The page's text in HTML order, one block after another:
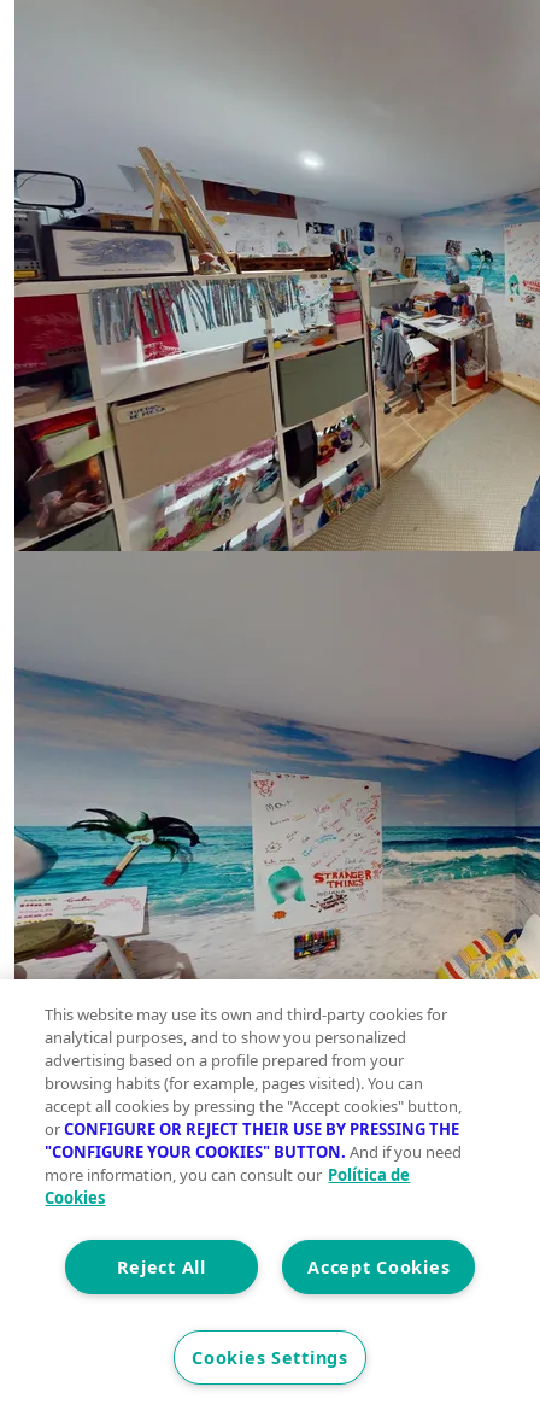
This website may use its own and third-party cookies for
analytical purposes, and to show you personalized
advertising based on a profile prepared from your
browsing habits (for example, pages visited). You can
accept all cookies by pressing the "Accept cookies" button,
orCONFIGURE OR REJECT THEIR USE BY PRESSING THE
"CONFIGURE YOUR COOKIES" BUTTON. And if you need
more information, you can consult our Política de
Cookies
Accept Cookies
Reject All
Cookies Settings